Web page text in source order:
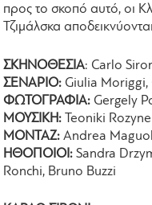
προς το σκοπό αυτό, οι
Τζιμάλσκα
ΣΚΗΝΟΘΕΣΙΑ: Carlo
ΣΕΝΑΡΙΟ: Giulia Moriggi,
ΦΩΤΟΓΡΑΦΙΑ: Gergely
ΜΟΥΣΙΚΗ:
Teoniki
ΜΟΝΤΑΖ:Andrea
ΗΘΟΠΟΙΟΙ: Sandra
Ronchi, Bruno Buzzi